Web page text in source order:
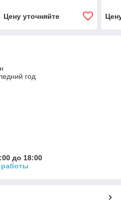
Цену уточняйте
год
до 18:00
работы